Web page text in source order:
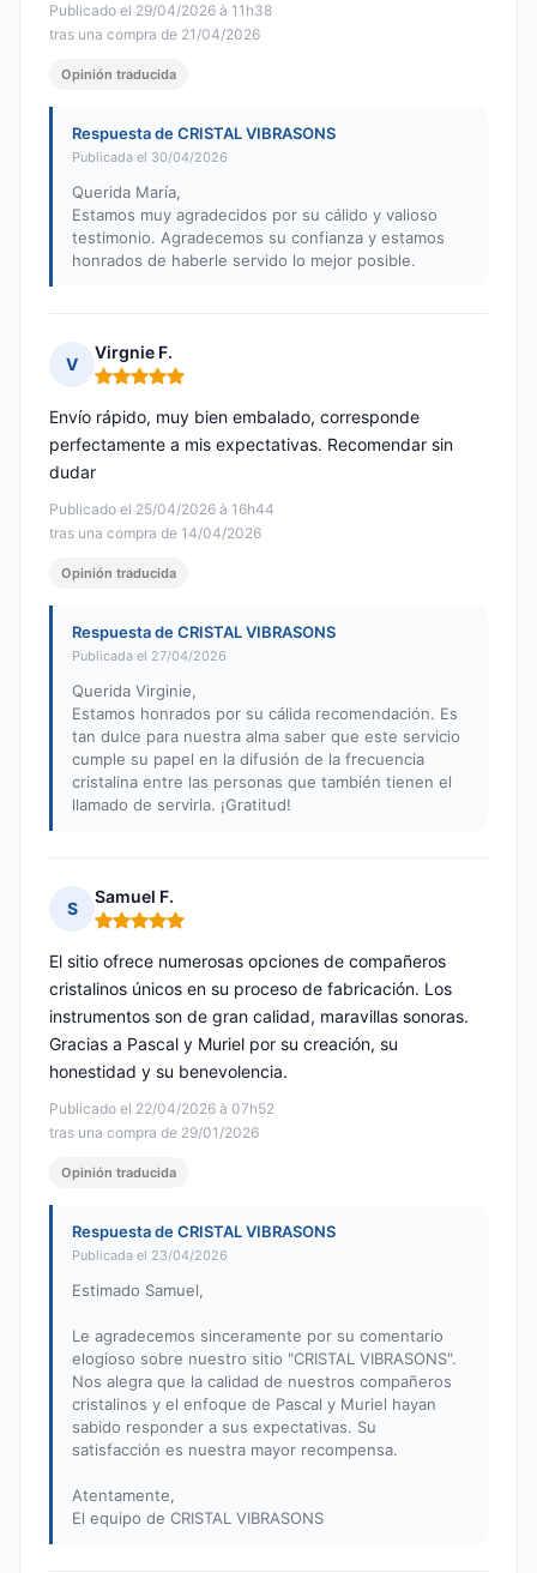
Publicado el 29/04/2026 à 11h38
tras una compra de 21/04/2026
Opinión traducida
Respuesta de CRISTAL VIBRASONS
Publicada el 30/04/2026
Querida María,
Estamos muy agradecidos por su cálido y valioso
testimonio. Agradecemos su confianza y estamos
honrados de haberle servido lo mejor posible.
V
Virgnie F.
Nota: 5 de 5
Publicado el 25/04/2026 à 16h44
tras una compra de 14/04/2026
Envío rápido, muy bien embalado, corresponde
perfectamente a mis expectativas. Recomendar sin
dudar
Opinión traducida
Respuesta de CRISTAL VIBRASONS
Publicada el 27/04/2026
Querida Virginie,
Estamos honrados por su cálida recomendación. Es
tan dulce para nuestra alma saber que este servicio
cumple su papel en la difusión de la frecuencia
cristalina entre las personas que también tienen el
llamado de servirla. ¡Gratitud!
S
Samuel F.
Nota: 5 de 5
Publicado el 22/04/2026 à 07h52
tras una compra de 29/01/2026
El sitio ofrece numerosas opciones de compañeros
cristalinos únicos en su proceso de fabricación. Los
instrumentos son de gran calidad, maravillas sonoras.
Gracias a Pascal y Muriel por su creación, su
honestidad y su benevolencia.
Opinión traducida
Respuesta de CRISTAL VIBRASONS
Publicada el 23/04/2026
Estimado Samuel,
Le agradecemos sinceramente por su comentario
elogioso sobre nuestro sitio "CRISTAL VIBRASONS".
Nos alegra que la calidad de nuestros compañeros
cristalinos y el enfoque de Pascal y Muriel hayan
sabido responder a sus expectativas. Su
satisfacción es nuestra mayor recompensa.
Atentamente,
El equipo de CRISTAL VIBRASONS